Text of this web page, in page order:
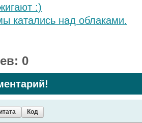
:)
катались над облаками.
0
Код